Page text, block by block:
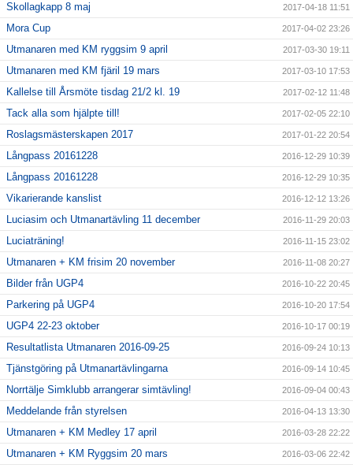
Skollagkapp 8 maj 2017-04-18 11:51
Mora Cup 2017-04-02 23:26
Utmanaren med KM ryggsim 9 april 2017-03-30 19:11
Utmanaren med KM fjäril 19 mars 2017-03-10 17:53
Kallelse till Årsmöte tisdag 21/2 kl. 19 2017-02-12 11:48
Tack alla som hjälpte till! 2017-02-05 22:10
Roslagsmästerskapen 2017 2017-01-22 20:54
Långpass 20161228 2016-12-29 10:39
Långpass 20161228 2016-12-29 10:35
Vikarierande kanslist 2016-12-12 13:26
Luciasim och Utmanartävling 11 december 2016-11-29 20:03
Luciaträning! 2016-11-15 23:02
Utmanaren + KM frisim 20 november 2016-11-08 20:27
Bilder från UGP4 2016-10-22 20:45
Parkering på UGP4 2016-10-20 17:54
UGP4 22-23 oktober 2016-10-17 00:19
Resultatlista Utmanaren 2016-09-25 2016-09-24 10:13
Tjänstgöring på Utmanartävlingarna 2016-09-14 10:45
Norrtälje Simklubb arrangerar simtävling! 2016-09-04 00:43
Meddelande från styrelsen 2016-04-13 13:30
Utmanaren + KM Medley 17 april 2016-03-28 22:22
Utmanaren + KM Ryggsim 20 mars 2016-03-06 22:42